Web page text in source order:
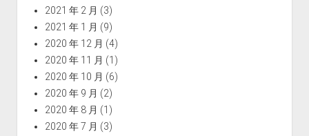
2021 年 2 月 (3)
2021 年 1 月 (9)
2020 年 12 月 (4)
2020 年 11 月 (1)
2020 年 10 月 (6)
2020 年 9 月 (2)
2020 年 8 月 (1)
2020 年 7 月 (3)